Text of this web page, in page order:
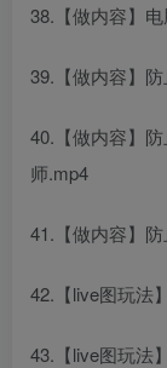
38.【做内容】
39.【做内容】
40.【做内容】
师.mp4
41.【做内容】
42.【live图玩法
43.【live图玩法